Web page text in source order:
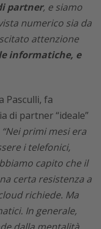
partner, e siamo
numerico sia da
attenzione
informatiche, e
Pasculli, fa
di partner “ideale”
“Nei primi mesi era
i telefonici,
capito che il
certa resistenza a
richiede. Ma
In generale,